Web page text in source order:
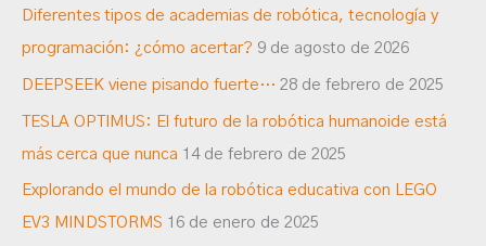
Diferentes tipos de academias de robótica, tecnología y
programación: ¿cómo acertar? 9 de agosto de 2026
DEEPSEEK viene pisando fuerte… 28 de febrero de 2025
TESLA OPTIMUS: El futuro de la robótica humanoide está
más cerca que nunca 14 de febrero de 2025
Explorando el mundo de la robótica educativa con LEGO
EV3 MINDSTORMS 16 de enero de 2025